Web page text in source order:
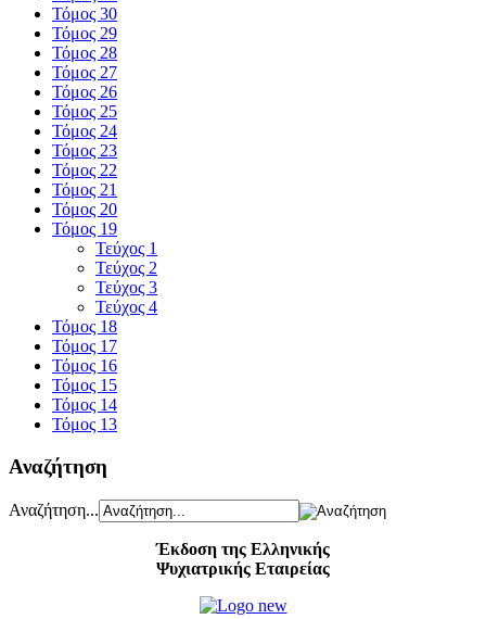
Τόμος 30
Τόμος 29
Τόμος 28
Τόμος 27
Τόμος 26
Τόμος 25
Τόμος 24
Τόμος 23
Τόμος 22
Τόμος 21
Τόμος 20
Τόμος 19
Τεύχος 1
Τεύχος 2
Τεύχος 3
Τεύχος 4
Τόμος 18
Τόμος 17
Τόμος 16
Τόμος 15
Τόμος 14
Τόμος 13
Αναζήτηση
Αναζήτηση...
Έκδοση της Ελληνικής
Ψυχιατρικής Εταιρείας